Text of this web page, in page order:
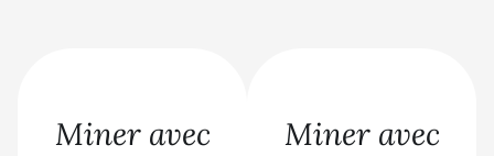
BITMAIN AntMiner S19
Miner avec Miner avec